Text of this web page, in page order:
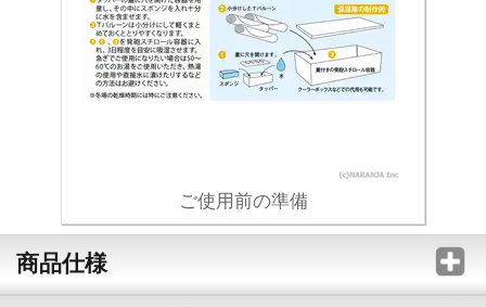
ご使用前の準備
商品仕様